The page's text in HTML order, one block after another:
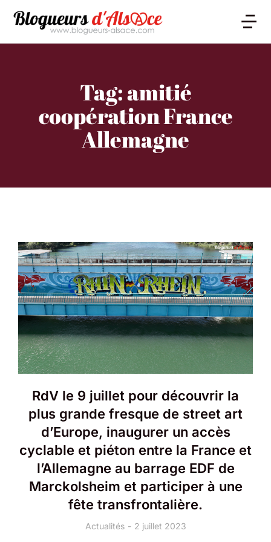
Tag: amitié
coopération France
Allemagne
RdV le 9 juillet pour découvrir la
plus grande fresque de street art
d’Europe, inaugurer un accès
cyclable et piéton entre la France et
l’Allemagne au barrage EDF de
Marckolsheim et participer à une
fête transfrontalière.
Actualités 2 juillet 2023